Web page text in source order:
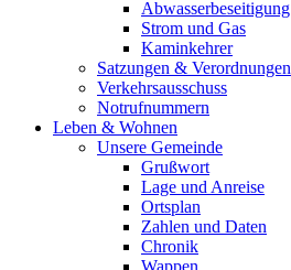
Abwasserbeseitigung
Strom und Gas
Kaminkehrer
Satzungen & Verordnungen
Verkehrsausschuss
Notrufnummern
Leben & Wohnen
Unsere Gemeinde
Grußwort
Lage und Anreise
Ortsplan
Zahlen und Daten
Chronik
Wappen